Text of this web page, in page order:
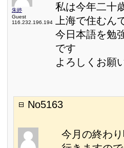
朱婷
Guest
116.232.196.194
私は今年二十
上海で住むん
今日本語を勉
です
よろしくお願
No5163
今月の終わ